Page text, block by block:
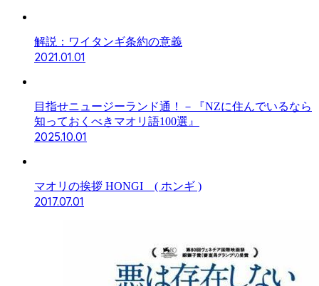
解説：ワイタンギ条約の意義
2021.01.01
目指せニュージーランド通！－『NZに住んでいるなら
知っておくべきマオリ語100選』
2025.10.01
マオリの挨拶 HONGI ( ホンギ )
2017.07.01